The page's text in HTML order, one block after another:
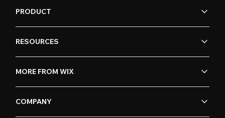
PRODUCT
RESOURCES
MORE FROM WIX
COMPANY